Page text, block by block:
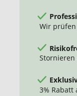
Wir
Stornieren
3%